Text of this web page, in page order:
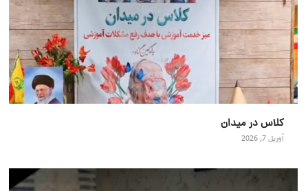
کلاس در میدان
آوریل 7, 2026